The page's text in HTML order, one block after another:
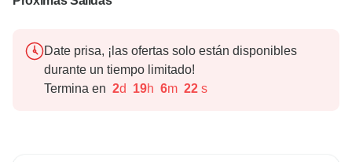
Date prisa, ¡las ofertas solo están disponibles
durante un tiempo limitado!
Termina en 2d 19h 6m 21 s